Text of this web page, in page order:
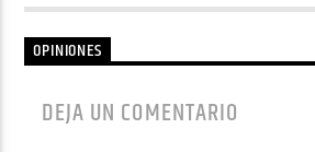
OPINIONES
DEJA UN COMENTARIO